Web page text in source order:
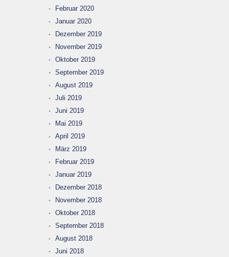
Februar 2020
Januar 2020
Dezember 2019
November 2019
Oktober 2019
September 2019
August 2019
Juli 2019
Juni 2019
Mai 2019
April 2019
März 2019
Februar 2019
Januar 2019
Dezember 2018
November 2018
Oktober 2018
September 2018
August 2018
Juni 2018